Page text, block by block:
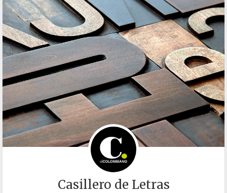
Casillero de Letras